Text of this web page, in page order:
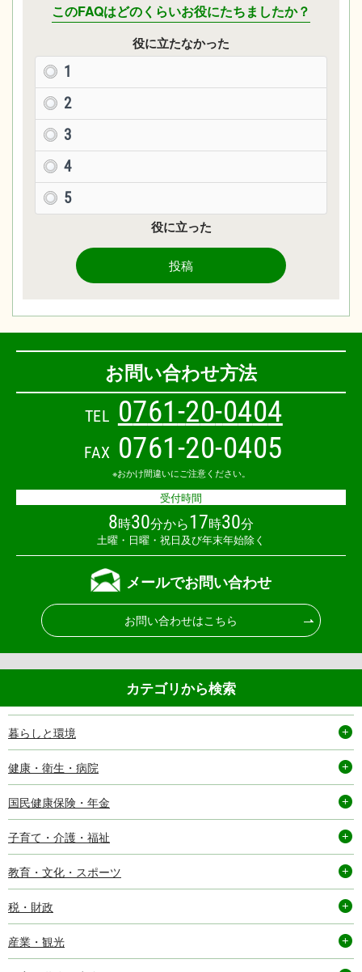
このFAQはどのくらいお役にたちましたか？
役に立たなかった
1
2
3
4
5
役に立った
投稿
お問い合わせ方法
TEL 0761-20-0404
FAX 0761-20-0405
※おかけ間違いにご注意ください。
受付時間
8時30分から17時30分
土曜・日曜・祝日及び年末年始除く
メールでお問い合わせ
お問い合わせはこちら
カテゴリから検索
暮らしと環境
健康・衛生・病院
国民健康保険・年金
子育て・介護・福祉
教育・文化・スポーツ
税・財政
産業・観光